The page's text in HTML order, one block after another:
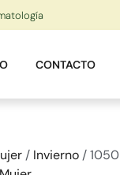
CONTACTO
/ Invierno / 1050